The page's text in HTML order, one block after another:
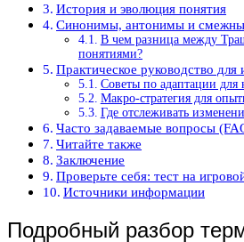
История и эволюция понятия
Синонимы, антонимы и
В чем разница между
понятиями?
Практическое руководство для
Советы по адаптации для
Макро-стратегия для
Где отслеживать
Часто задаваемые вопросы
Читайте также
Заключение
Проверьте себя: тест на
Источники информации
Подробный разбор